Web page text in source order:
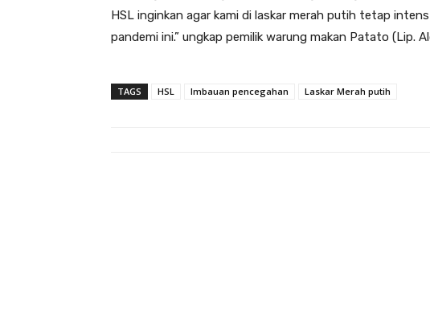
HSL inginkan agar kami di laskar merah putih tetap
pandemi ini.” ungkap pemilik warung makan Patato (Lip.
TAGS HSL Imbauan pencegahan Laskar Merah putih